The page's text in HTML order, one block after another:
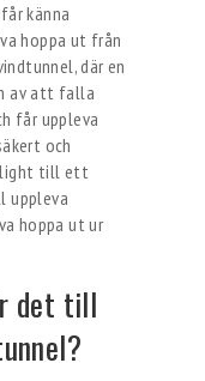
känna
hoppa ut från
där en
av att falla
får uppleva
och
till ett
uppleva
hoppa ut ur
det till